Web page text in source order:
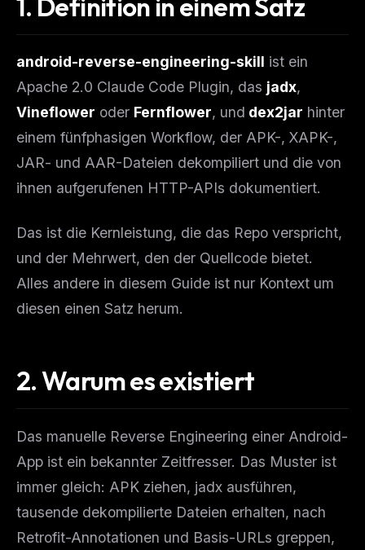
android-reverse-engineering-skill ist ein
Apache 2.0 Claude Code Plugin, das jadx,
Vineflower oder Fernflower, und dex2jar hinter
einem fünfphasigen Workflow, der APK-, XAPK-,
JAR- und AAR-Dateien dekompiliert und die von
ihnen aufgerufenen HTTP-APIs dokumentiert.
Das ist die Kernleistung, die das Repo verspricht,
und der Mehrwert, den der Quellcode bietet.
Alles andere in diesem Guide ist nur Kontext um
diesen einen Satz herum.
2. Warum es existiert
Das manuelle Reverse Engineering einer Android-
App ist ein bekannter Zeitfresser. Das Muster ist
immer gleich: APK ziehen, jadx ausführen,
tausende dekompilierte Dateien erhalten, nach
Retrofit-Annotationen und Basis-URLs greppen,